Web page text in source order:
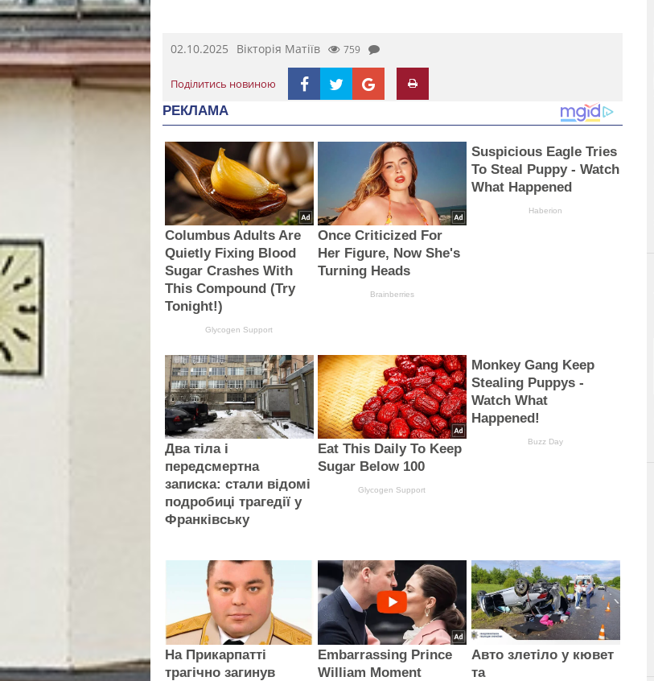
02.10.2025 Вікторія Матіїв 759
Поділитись новиною
РЕКЛАМА
Columbus Adults Are
Quietly Fixing Blood
Sugar Crashes With
This Compound (Try
Tonight!)
Glycogen Support
Once Criticized For
Her Figure, Now She's
Turning Heads
Brainberries
Suspicious Eagle Tries
To Steal Puppy - Watch
What Happened
Haberion
Два тіла і
передсмертна
записка: стали відомі
подробиці трагедії у
Франківську
Eat This Daily To Keep
Sugar Below 100
Glycogen Support
Monkey Gang Keep
Stealing Puppys -
Watch What
Happened!
Buzz Day
На Прикарпатті
трагічно загинув
Embarrassing Prince
William Moment
Авто злетіло у кювет
та